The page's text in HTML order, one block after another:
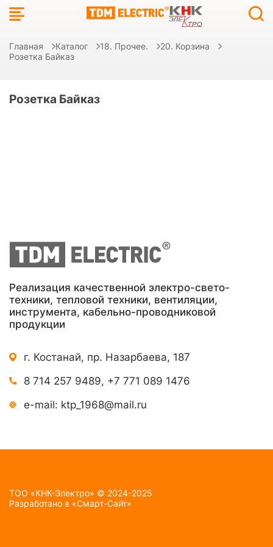
Главная Каталог 18. Прочее.
20. Корзина
Розетка Байказ
Розетка Байказ
Реализация качественной электро-свето-
техники, тепловой техники, вентиляции,
инструмента, кабельно-проводниковой
продукции
г. Костанай, пр. Назарбаева, 187
8 714 257 9489, +7 771 089 1476
e-mail: ktp_1968@mail.ru
TOO «КНК-Электро» © 2024-2025
Разработано в «Смарт-Сайт»